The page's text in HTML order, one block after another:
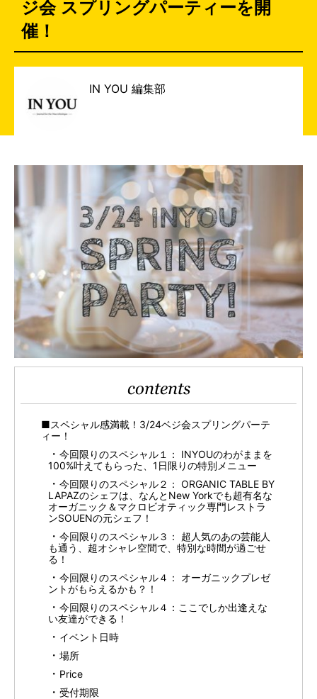
ジ会 スプリングパーティーを開
催！
IN YOU 編集部
contents
■スペシャル感満載！3/24ベジ会スプリングパーテ
ィー！
今回限りのスペシャル１： INYOUのわがままを
100%叶えてもらった、1日限りの特別メニュー
今回限りのスペシャル２： ORGANIC TABLE BY
LAPAZのシェフは、なんとNew Yorkでも超有名な
オーガニック＆マクロビオティック専門レストラ
ンSOUENの元シェフ！
今回限りのスペシャル３： 超人気のあの芸能人
も通う、超オシャレ空間で、特別な時間が過ごせ
る！
今回限りのスペシャル４： オーガニックプレゼ
ントがもらえるかも？！
今回限りのスペシャル４：ここでしか出逢えな
い友達ができる！
イベント日時
場所
Price
受付期限